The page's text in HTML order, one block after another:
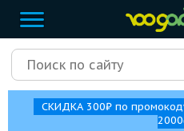
СКИДКА 300₽ по